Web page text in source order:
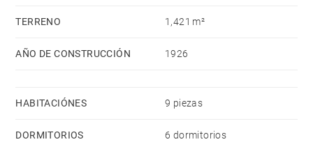
TERRENO 1,421 m²
AÑO DE CONSTRUCCIÓN 1926
HABITACIÓNES 9 piezas
DORMITORIOS 6 dormitorios